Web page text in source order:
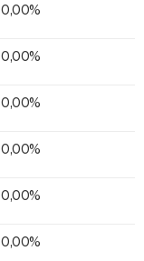
0,00%
0,00%
0,00%
0,00%
0,00%
0,00%